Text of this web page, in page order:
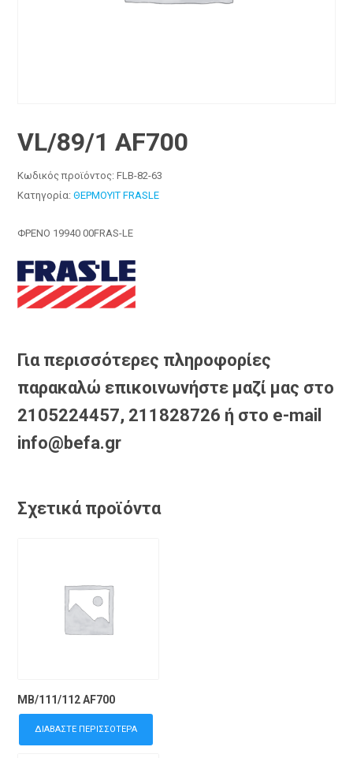
VL/89/1 AF700
Κωδικός προϊόντος:FLB-82-63
Κατηγορία:ΘΕΡΜΟΥΙΤ FRASLE
ΦΡΕΝΟ 19940 00FRAS-LE
Για περισσότερες πληροφορίες
παρακαλώ επικοινωνήστε μαζί μας στο
2105224457, 211828726 ή στο e-mail
info@befa.gr
Σχετικά προϊόντα
MB/111/112 AF700
ΔΙΑΒΆΣΤΕ ΠΕΡΙΣΣΌΤΕΡΑ